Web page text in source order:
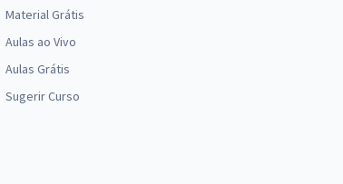
Material Grátis
Aulas ao Vivo
Aulas Grátis
Sugerir Curso